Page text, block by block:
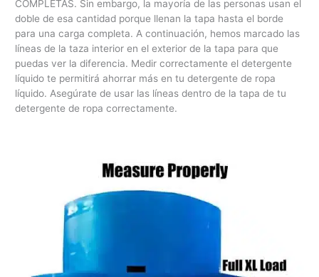
COMPLETAS. Sin embargo, la mayoría de las personas usan el
doble de esa cantidad porque llenan la tapa hasta el borde
para una carga completa. A continuación, hemos marcado las
líneas de la taza interior en el exterior de la tapa para que
puedas ver la diferencia. Medir correctamente el detergente
líquido te permitirá ahorrar más en tu detergente de ropa
líquido. Asegúrate de usar las líneas dentro de la tapa de tu
detergente de ropa correctamente.